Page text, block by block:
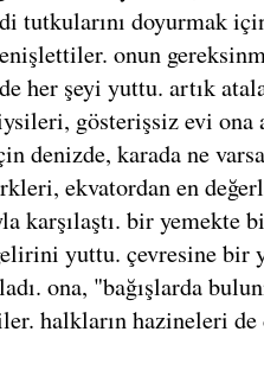
tutkularını doyurmak
onun
her şeyi yuttu. artık
gösterişsiz evi
denizde, karada ne
ekvatordan en
karşılaştı. bir yemekte
yuttu. çevresine bir
ona, "bağışlarda
halkların hazineleri